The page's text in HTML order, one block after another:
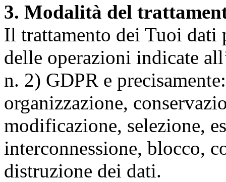
3. Modalità del
Il trattamento dei Tuoi dati
delle operazioni indicate
n. 2) GDPR e
organizzazione,
modificazione, selezione,
interconnessione, blocco,
distruzione dei dati.